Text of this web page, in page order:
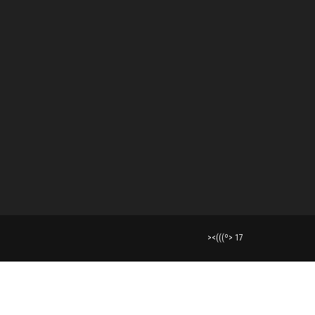
><(((º> 17